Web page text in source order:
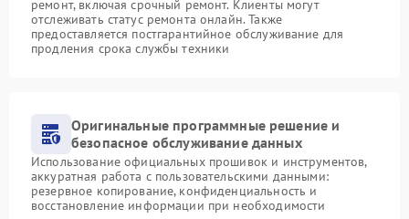
ремонт, включая срочный ремонт. Клиенты могут
отслеживать статус ремонта онлайн. Также
предоставляется постгарантийное обслуживание для
продления срока службы техники
Оригинальные программные решение и
безопасное обслуживание данных
Использование официальных прошивок и инструментов,
аккуратная работа с пользовательскими данными:
резервное копирование, конфиденциальность и
восстановление информации при необходимости